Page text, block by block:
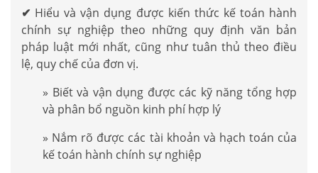
✔ Hiểu và vận dụng được kiến thức kế toán hành
chính sự nghiệp theo những quy định văn bản
pháp luật mới nhất, cũng như tuân thủ theo điều
lệ, quy chế của đơn vị.
» Biết và vận dụng được các kỹ năng tổng hợp
và phân bổ nguồn kinh phí hợp lý
» Nắm rõ được các tài khoản và hạch toán của
kế toán hành chính sự nghiệp